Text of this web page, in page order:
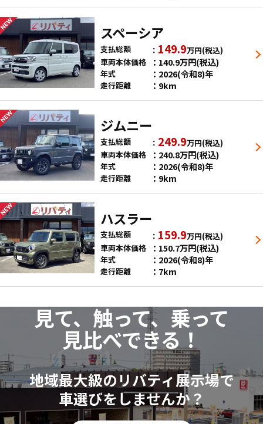
スペーシア
支払総額 149.9万円(税込)
車両本体価格
140.9万円(税込)
年式 2026(令和8)年
走行距離 9km
ジムニー
支払総額 249.9万円(税込)
車両本体価格
240.8万円(税込)
年式 2026(令和8)年
走行距離 9km
ハスラー
支払総額 159.9万円(税込)
車両本体価格
150.7万円(税込)
年式 2026(令和8)年
走行距離 7km
見て、触って、乗って
見比べできる！
地域最大級のリバティ展示場で
車選びをしませんか？